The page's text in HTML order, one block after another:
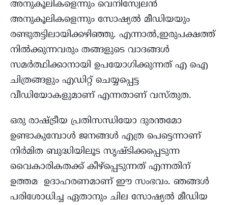
അനുകൂലികളെന്നും വെനിസ്വേലൻ
അനുകൂലികളെന്നും സോഷ്യൽ മീഡിയയും
രണ്ടുതട്ടിലായിക്കഴിഞ്ഞു. എന്നാൽ,ഇരുപക്ഷത്ത്
നിൽക്കുന്നവരും തങ്ങളുടെ വാദങ്ങൾ
സമർത്ഥിക്കാനായി ഉപയോഗിക്കുന്നത് എ ഐ
ചിത്രങ്ങളും എഡിറ്റ് ചെയ്യപ്പെട്ട
വീഡിയോകളുമാണ് എന്നതാണ് വസ്തുത.
ഒരു രാഷ്ട്രീയ പ്രതിസന്ധിയോ ദുരന്തമോ
ഉണ്ടാകുമ്പോൾ ജനങ്ങൾ എത്ര പെട്ടെന്നാണ്
നിർമിത ബുദ്ധിയിലൂട സൃഷ്ടിക്കപ്പെടുന്ന
വൈകാരികതക്ക് കീഴ്പ്പെടുന്നത് എന്നതിന്
ഉത്തമ ഉദാഹരണമാണ് ഈ സംഭവം. ഞങ്ങൾ
പരിശോധിച്ച ഏതാനും ചില സോഷ്യൽ മീഡിയ